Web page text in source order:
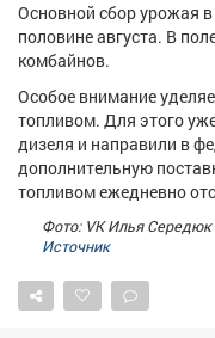
Афиша
Товары
ТВ программа
Основной сбор урожая в
половине августа. В
комбайнов.
Особое внимание
топливом. Для этого
дизеля и направили в
дополнительную
топливом ежедневно
Фото: VK Илья Середюк
Источник